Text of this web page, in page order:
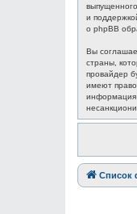
и
о phpBB
Вы
страны,
провайдер
имеют
информация
Список